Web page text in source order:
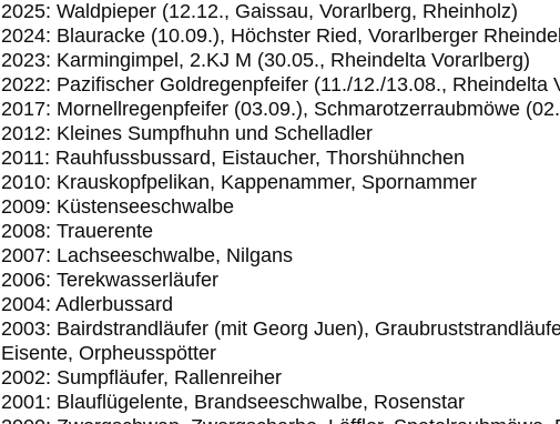
2025: Waldpieper (12.12., Gaissau, Vorarlberg, Rheinholz)
2024: Blauracke (10.09.), Höchster Ried, Vorarlberger
2023: Karmingimpel, 2.KJ M (30.05., Rheindelta Vorarlberg)
2022: Pazifischer Goldregenpfeifer (11./12./13.08., Rheindelta
2017: Mornellregenpfeifer (03.09.), Schmarotzerraubmöwe
2012: Kleines Sumpfhuhn und Schelladler
2011: Rauhfussbussard, Eistaucher, Thorshühnchen
2010: Krauskopfpelikan, Kappenammer, Spornammer
2009: Küstenseeschwalbe
2008: Trauerente
2007: Lachseeschwalbe, Nilgans
2006: Terekwasserläufer
2004: Adlerbussard
2003: Bairdstrandläufer (mit Georg Juen),
Eisente, Orpheusspötter
2002: Sumpfläufer, Rallenreiher
2001: Blauflügelente, Brandseeschwalbe, Rosenstar